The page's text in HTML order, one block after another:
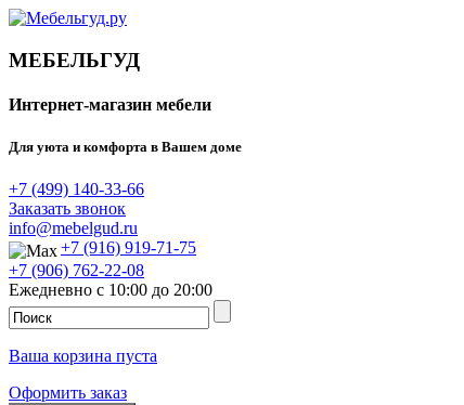
МЕБЕЛЬГУД
Интернет-магазин мебели
Для уюта и комфорта в Вашем доме
+7 (499) 140-33-66
Заказать звонок
info@mebelgud.ru
+7 (916) 919-71-75
+7 (906) 762-22-08
Ежедневно с 10:00 до 20:00
Ваша корзина пуста
Оформить заказ